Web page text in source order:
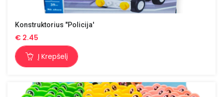
Konstruktorius "Policija'
€ 2.45
Į Krepšelį